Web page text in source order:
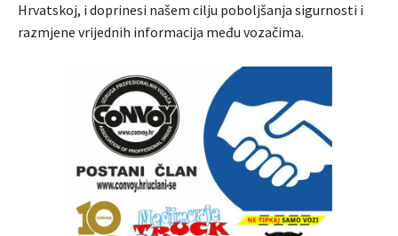
Hrvatskoj, i doprinesi našem cilju poboljšanja sigurnosti i
razmjene vrijednih informacija među vozačima.